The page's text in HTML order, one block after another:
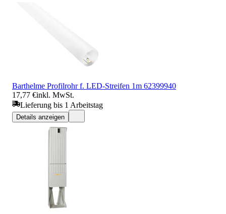
Barthelme Profilrohr f. LED-Streifen 1m 62399940
17,77 €inkl. MwSt.
Lieferung bis 1 Arbeitstag
Details anzeigen